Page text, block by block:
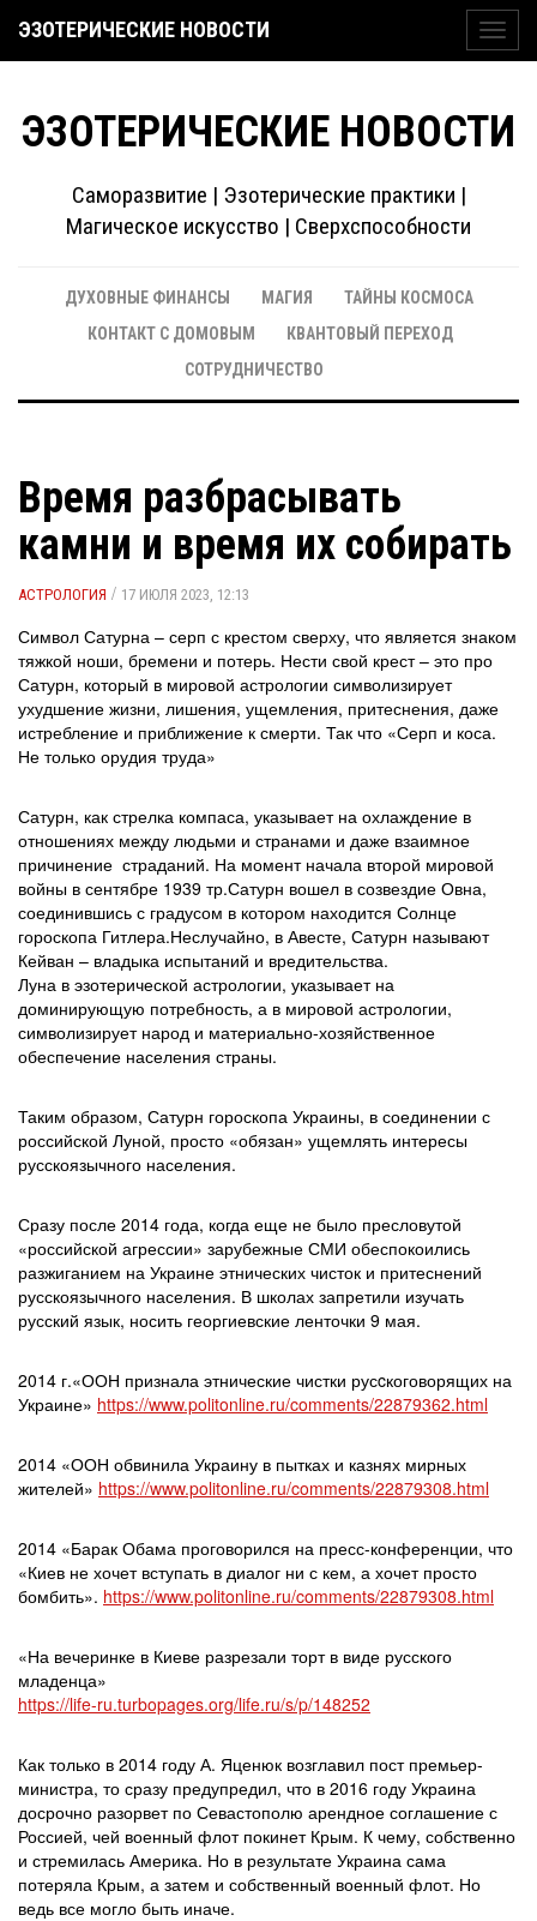
ЭЗОТЕРИЧЕСКИЕ НОВОСТИ
ЭЗОТЕРИЧЕСКИЕ НОВОСТИ
Саморазвитие | Эзотерические практики |
Магическое искусство | Сверхспособности
ДУХОВНЫЕ ФИНАНСЫ МАГИЯ
ТАЙНЫ КОСМОСА
КОНТАКТ С ДОМОВЫМ
КВАНТОВЫЙ ПЕРЕХОД
СОТРУДНИЧЕСТВО
Время разбрасывать
камни и время их собирать
АСТРОЛОГИЯ / 17 ИЮЛЯ 2023, 12:13
Символ Сатурна – серп с крестом сверху, что является знаком
тяжкой ноши, бремени и потерь. Нести свой крест – это про
Сатурн, который в мировой астрологии символизирует
ухудшение жизни, лишения, ущемления, притеснения, даже
истребление и приближение к смерти. Так что «Серп и коса.
Не только орудия труда»
Сатурн, как стрелка компаса, указывает на охлаждение в
отношениях между людьми и странами и даже взаимное
причинение страданий. На момент начала второй мировой
войны в сентябре 1939 тр.Сатурн вошел в созвездие Овна,
соединившись с градусом в котором находится Солнце
гороскопа Гитлера.Неслучайно, в Авесте, Сатурн называют
Кейван – владыка испытаний и вредительства.
Луна в эзотерической астрологии, указывает на
доминирующую потребность, а в мировой астрологии,
символизирует народ и материально-хозяйственное
обеспечение населения страны.
Таким образом, Сатурн гороскопа Украины, в соединении с
российской Луной, просто «обязан» ущемлять интересы
русскоязычного населения.
Сразу после 2014 года, когда еще не было пресловутой
«российской агрессии» зарубежные СМИ обеспокоились
разжиганием на Украине этнических чисток и притеснений
русскоязычного населения. В школах запретили изучать
русский язык, носить георгиевские ленточки 9 мая.
2014 г.«ООН признала этнические чистки русcкоговорящих на
Украине» https://www.politonline.ru/comments/22879362.html
2014 «ООН обвинила Украину в пытках и казнях мирных
жителей» https://www.politonline.ru/comments/22879308.html
2014 «Барак Обама проговорился на пресс-конференции, что
«Киев не хочет вступать в диалог ни с кем, а хочет просто
бомбить». https://www.politonline.ru/comments/22879308.html
«На вечеринке в Киеве разрезали торт в виде русского
младенца»
https://life-ru.turbopages.org/life.ru/s/p/148252
Как только в 2014 году А. Яценюк возглавил пост премьер-
министра, то сразу предупредил, что в 2016 году Украина
досрочно разорвет по Севастополю арендное соглашение с
Россией, чей военный флот покинет Крым. К чему, собственно
и стремилась Америка. Но в результате Украина сама
потеряла Крым, а затем и собственный военный флот. Но
ведь все могло быть иначе.